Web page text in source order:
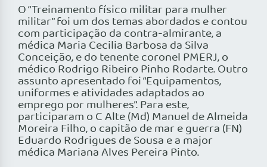
O “Treinamento físico militar para mulher
militar” foi um dos temas abordados e contou
com participação da contra-almirante, a
médica Maria Cecilia Barbosa da Silva
Conceição, e do tenente coronel PMERJ, o
médico Rodrigo Ribeiro Pinho Rodarte. Outro
assunto apresentado foi “Equipamentos,
uniformes e atividades adaptados ao
emprego por mulheres”. Para este,
participaram o C Alte (Md) Manuel de Almeida
Moreira Filho, o capitão de mar e guerra (FN)
Eduardo Rodrigues de Sousa e a major
médica Mariana Alves Pereira Pinto.